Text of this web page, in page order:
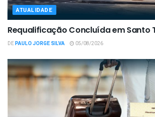
ATUALIDADE
Requalificação Concluída em Santo
DEPAULO JORGE SILVA 05/08/2026